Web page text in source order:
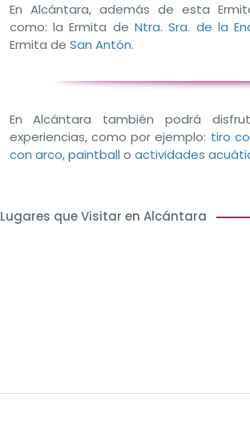
En Alcántara, además de esta
como: la Ermita de Ntra. Sra. de la
Ermita de San Antón.
En Alcántara también podrá
experiencias, como por ejemplo: tiro
con arco,paintball o actividades
Lugares que Visitar en Alcántara